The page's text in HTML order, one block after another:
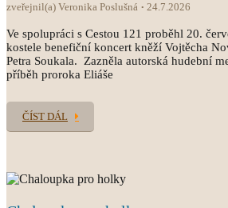
zveřejnil(a) Veronika Poslušná 24.7.2026
Ve spolupráci s Cestou 121 proběhl 20.
kostele benefiční koncert kněží Vojtěcha
Petra Soukala. Zazněla autorská hudební
příběh proroka Eliáše
ČÍST DÁL